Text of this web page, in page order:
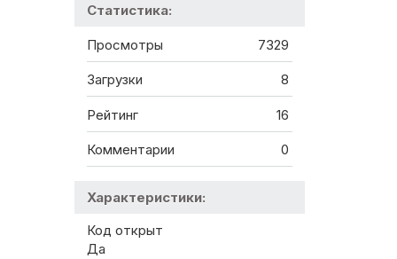
Статистика:
Просмотры 7329
Загрузки 8
Рейтинг 16
Комментарии 0
Характеристики:
Код открыт
Да